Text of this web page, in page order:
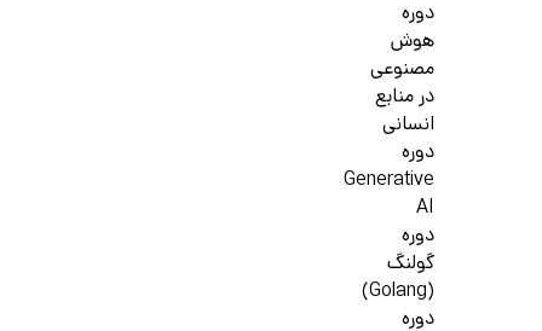
دوره
هوش
مصنوعی
در منابع
انسانی
دوره
Generative
AI
دوره
گولنگ
(Golang)
دوره